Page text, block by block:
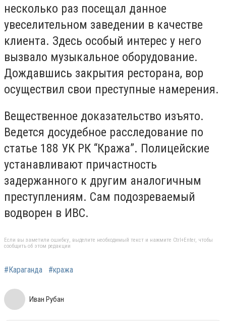
несколько раз посещал данное
увеселительном заведении в качестве
клиента. Здесь особый интерес у него
вызвало музыкальное оборудование.
Дождавшись закрытия ресторана, вор
осуществил свои преступные намерения.
Вещественное доказательство изъято.
Ведется досудебное расследование по
статье 188 УК РК “Кража”. Полицейские
устанавливают причастность
задержанного к другим аналогичным
преступлениям. Сам подозреваемый
водворен в ИВС.
Если вы заметили ошибку, выделите необходимый текст и нажмите Ctrl+Enter, чтобы
сообщить об этом редакции
#Караганда #кража
Иван Рубан